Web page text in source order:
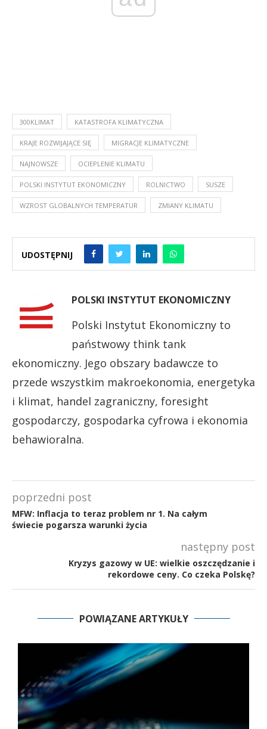
300KLIMAT KATASTROFA KLIMATYCZNA
KRAJE ROZWIJAJĄCE SIĘ MIGRACJE KLIMATYCZNE
NAJNOWSZE OCIEPLENIE KLIMATU
POLSKI INSTYTUT EKONOMICZNY ROLNICTWO SUSZE
WZROST GLOBALNYCH TEMPERATUR ZMIANY KLIMATU
UDOSTĘPNIJ
POLSKI INSTYTUT EKONOMICZNY
Polski Instytut Ekonomiczny to
państwowy think tank
ekonomiczny. Jego obszary badawcze to
przede wszystkim makroekonomia, energetyka
i klimat, handel zagraniczny, foresight
gospodarczy, gospodarka cyfrowa i ekonomia
behawioralna.
poprzedni post
MFW: Inflacja to teraz problem nr 1. Na całym
świecie pogarsza warunki życia
następny post
Kryzys gazowy w UE: wielkie oszczędzanie i
rekordowe ceny. Co czeka Polskę?
POWIĄZANE ARTYKUŁY